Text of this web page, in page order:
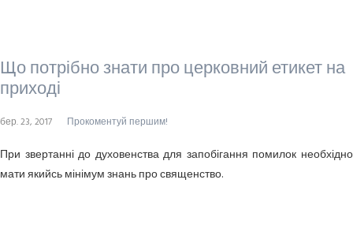
Що потрібно знати про церковний етикет на
приході
бер. 23, 2017 Прокоментуй першим!
При звертанні до духовенства для запобігання помилок необхідно
мати якийсь мінімум знань про священство.